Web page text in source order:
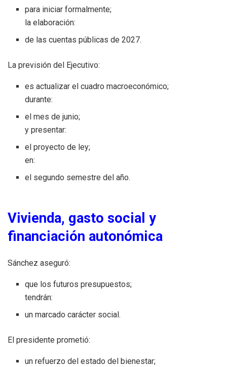
para iniciar formalmente;
la elaboración:
de las cuentas públicas de 2027.
La previsión del Ejecutivo:
es actualizar el cuadro macroeconómico;
durante:
el mes de junio;
y presentar:
el proyecto de ley;
en:
el segundo semestre del año.
Vivienda, gasto social y
financiación autonómica
Sánchez aseguró:
que los futuros presupuestos;
tendrán:
un marcado carácter social.
El presidente prometió:
un refuerzo del estado del bienestar;